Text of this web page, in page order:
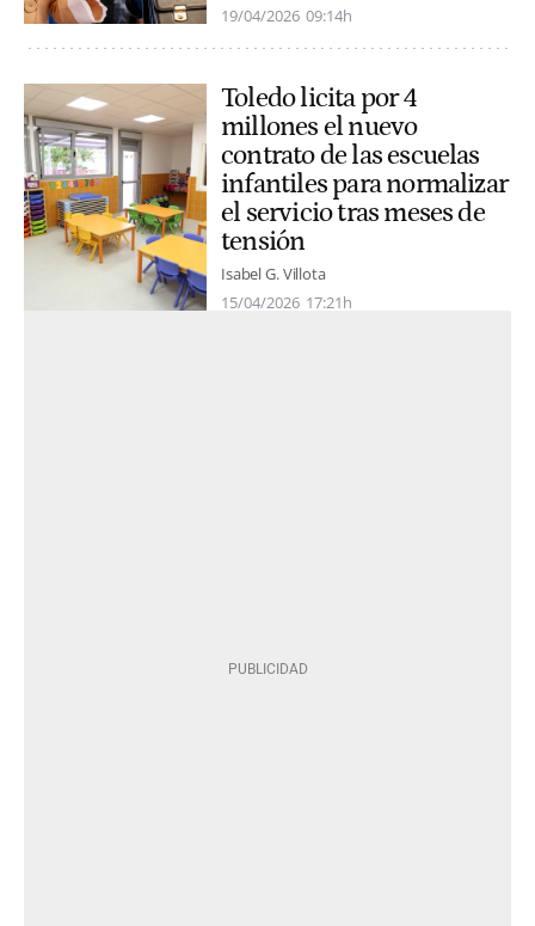
19/04/2026 09:14h
Toledo licita por 4
millones el nuevo
contrato de las escuelas
infantiles para normalizar
el servicio tras meses de
tensión
Isabel G. Villota
15/04/2026 17:21h